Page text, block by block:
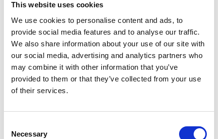
This website uses cookies
We use cookies to personalise content and ads, to
provide social media features and to analyse our traffic.
We also share information about your use of our site with
our social media, advertising and analytics partners who
may combine it with other information that you’ve
provided to them or that they’ve collected from your use
of their services.
Selection
Necessary
(BE) Contactez le service clientèle
Ajouter au panier